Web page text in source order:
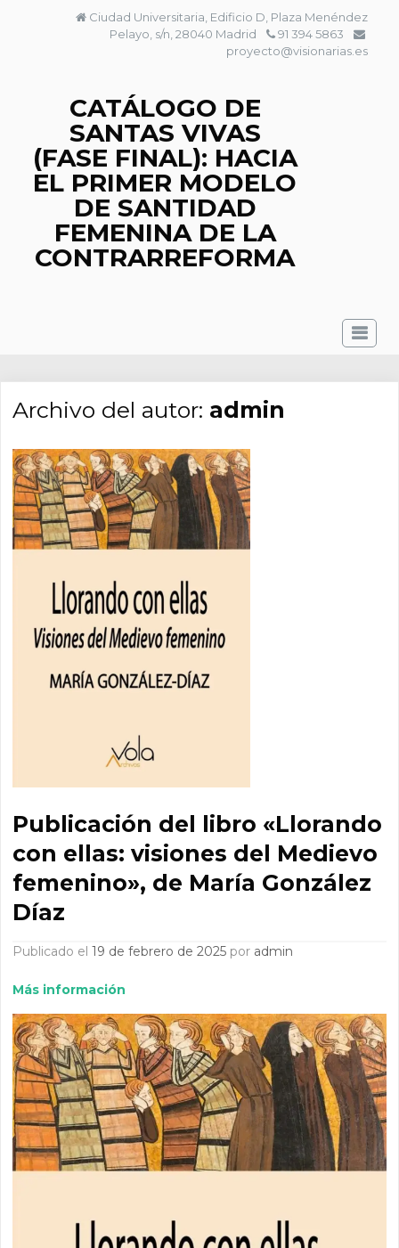
Ciudad Universitaria, Edificio D, Plaza Menéndez
Pelayo, s/n, 28040 Madrid
91 394 5863
proyecto@visionarias.es
CATÁLOGO DE
SANTAS VIVAS
(FASE FINAL): HACIA
EL PRIMER MODELO
DE SANTIDAD
FEMENINA DE LA
CONTRARREFORMA
Archivo del autor: admin
Publicación del libro «Llorando
con ellas: visiones del Medievo
femenino», de María González
Díaz
Publicado el19 de febrero de 2025 por admin
Más información